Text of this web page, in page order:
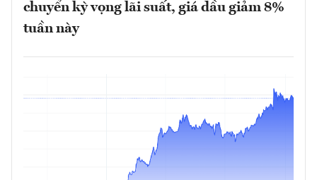
chuyển kỳ vọng lãi suất, giá dầu giảm 8%
tuần này